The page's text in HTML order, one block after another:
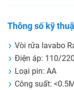
Thông số kỹ
Vòi rửa lavabo
Điện áp: 110/
Loại pin: AA
Công suất: